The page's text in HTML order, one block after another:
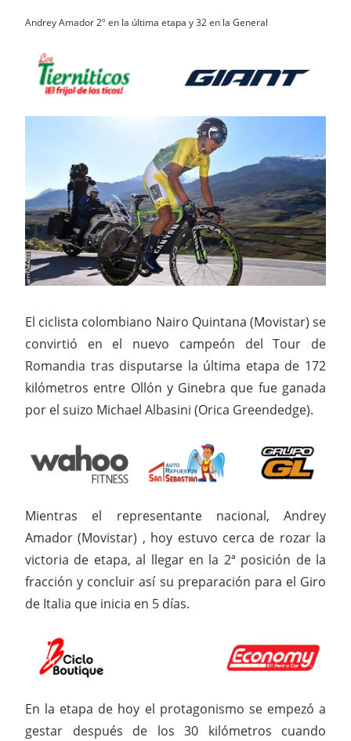
Andrey Amador 2º en la última etapa y 32 en la General
El ciclista colombiano Nairo Quintana (Movistar) se
convirtió en el nuevo campeón del Tour de
Romandia tras disputarse la última etapa de 172
kilómetros entre Ollón y Ginebra que fue ganada
por el suizo Michael Albasini (Orica Greendedge).
Mientras el representante nacional, Andrey
Amador (Movistar) , hoy estuvo cerca de rozar la
victoria de etapa, al llegar en la 2ª posición de la
fracción y concluir así su preparación para el Giro
de Italia que inicia en 5 días.
En la etapa de hoy el protagonismo se empezó a
gestar después de los 30 kilómetros cuando